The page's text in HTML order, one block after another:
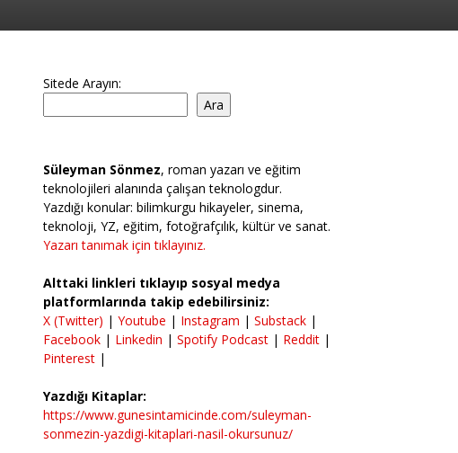
Sitede Arayın:
Ara
Süleyman Sönmez, roman yazarı ve eğitim
teknolojileri alanında çalışan teknologdur.
Yazdığı konular: bilimkurgu hikayeler, sinema,
teknoloji, YZ, eğitim, fotoğrafçılık, kültür ve sanat.
Yazarı tanımak için tıklayınız.
Alttaki linkleri tıklayıp sosyal medya
platformlarında takip edebilirsiniz:
X (Twitter) | Youtube | Instagram | Substack |
Facebook | Linkedin | Spotify Podcast | Reddit |
Pinterest |
Yazdığı Kitaplar:
https://www.gunesintamicinde.com/suleyman-
sonmezin-yazdigi-kitaplari-nasil-okursunuz/